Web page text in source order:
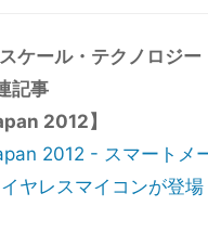
ケール・テクノロジー
記事
2012】
2012 - スマートメ
ヤレスマイコンが登場